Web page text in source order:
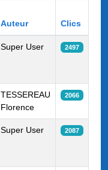
Auteur Clics
Super User 2497
TESSEREAU
Florence
2066
Super User 2087